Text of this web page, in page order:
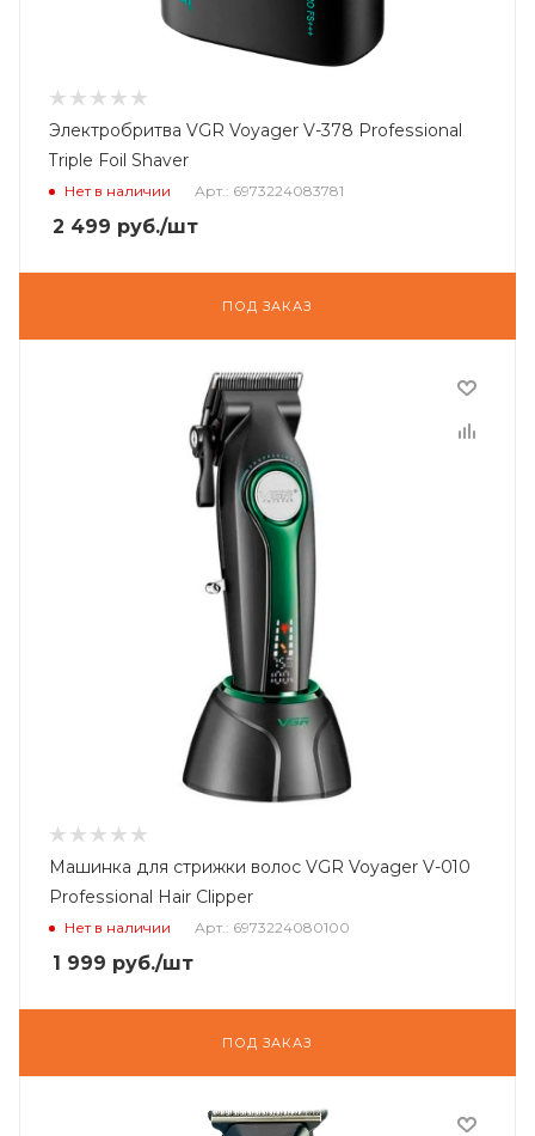
Электробритва VGR Voyager V-378 Professional
Triple Foil Shaver
Нет в наличии Арт.: 6973224083781
2 499 руб./шт
ПОД ЗАКАЗ
Машинка для стрижки волос VGR Voyager V-010
Professional Hair Clipper
Нет в наличии Арт.: 6973224080100
1 999 руб./шт
ПОД ЗАКАЗ